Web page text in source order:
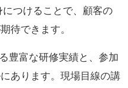
つけることで、顧客の
待できます。
豊富な研修実績と、参加
あります。現場目線の講